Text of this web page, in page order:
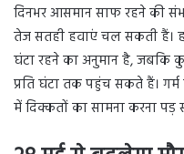
दिनभर आसमान साफ रहने की
तेज सतही हवाएं चल सकती हैं।
घंटा रहने का अनुमान है,
प्रति घंटा तक पहुंच सकते हैं।
में दिक्कतों का सामना करना पड़